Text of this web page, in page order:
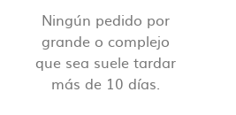
Ningún pedido por
grande o complejo
que sea suele tardar
más de 10 días.